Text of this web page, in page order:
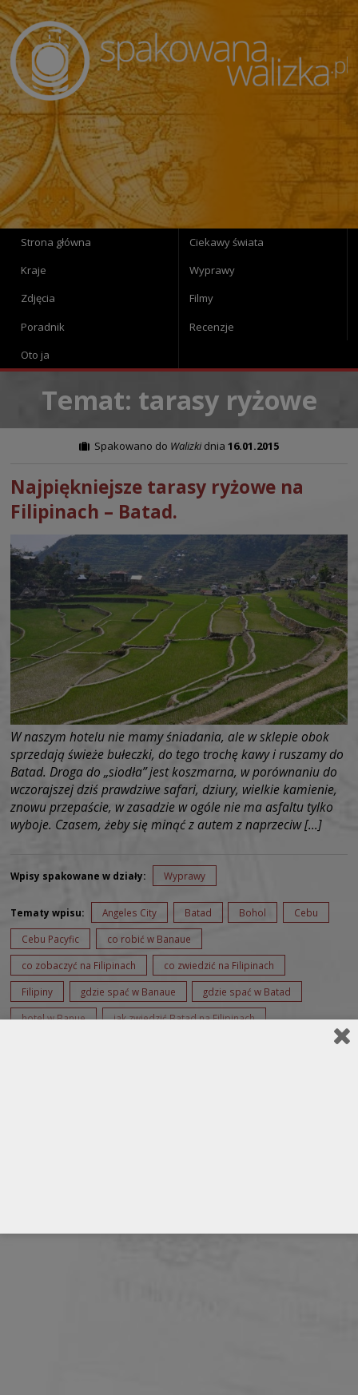
Strona główna
Ciekawy świata
Kraje
Wyprawy
Zdjęcia
Filmy
Poradnik
Recenzje
Oto ja
Temat: tarasy ryżowe
Spakowano do Walizkidnia 16.01.2015
Najpiękniejsze tarasy ryżowe na
Filipinach – Batad.
W naszym hotelu nie mamy śniadania, ale w sklepie obok
sprzedają świeże bułeczki, do tego trochę kawy i ruszamy do
Batad. Droga do „siodła” jest koszmarna, w porównaniu do
wczorajszej dziś prawdziwe safari, dziury, wielkie kamienie,
znowu przepaście, w zasadzie w ogóle nie ma asfaltu tylko
wyboje. Czasem, żeby się minąć z autem z naprzeciw […]
Wpisy spakowane w działy: Wyprawy
Tematy wpisu: Angeles City Batad Bohol Cebu
Cebu Pacyfic co robić w Banaue
co zobaczyć na Filipinach co zwiedzić na Filipinach
Filipiny gdzie spać w Banaue gdzie spać w Batad
hotel w Banue jak zwiedzić Batad na Filipinach